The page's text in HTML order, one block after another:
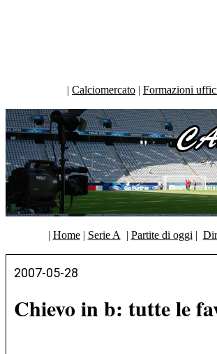
| Calciomercato | Formazioni
| Home| Serie A | Partite di oggi |
2007-05-28
Chievo in b: tutte le